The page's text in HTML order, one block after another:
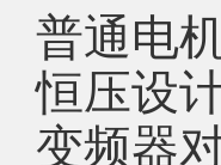
普通电
恒压设
变频器